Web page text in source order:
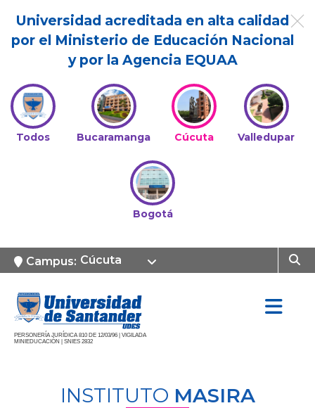
Universidad acreditada en alta calidad
por el Ministerio de Educación Nacional
y por la Agencia EQUAA
Todos Bucaramanga Cúcuta Valledupar
Bogotá
Campus: Cúcuta
PERSONERÍA JURÍDICA 810 DE 12/03/96 | VIGILADA
MINIEDUCACIÓN | SNIES 2832
INSTITUTO MASIRA